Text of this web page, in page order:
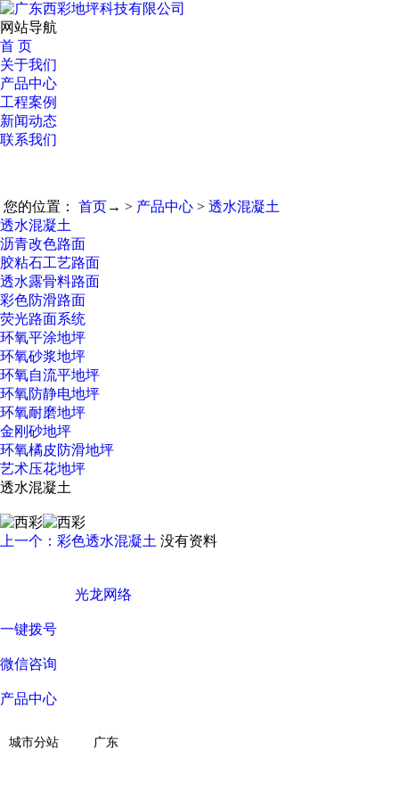
网站导航
首 页
关于我们
产品中心
工程案例
新闻动态
联系我们
您的位置： 首页→ > 产品中心 > 透水混凝土
透水混凝土
沥青改色路面
胶粘石工艺路面
透水露骨料路面
彩色防滑路面
荧光路面系统
环氧平涂地坪
环氧砂浆地坪
环氧自流平地坪
环氧防静电地坪
环氧耐磨地坪
金刚砂地坪
环氧橘皮防滑地坪
艺术压花地坪
透水混凝土
上一个：彩色透水混凝土 没有资料
光龙网络
一键拨号
微信咨询
产品中心
关于我们
城市分站 广东